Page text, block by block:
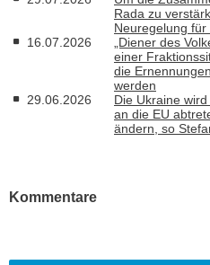
Rada zu
Neuregelung
16.07.2026
„Diener des
einer
die
werden
29.06.2026
Die Ukraine
an die EU
ändern, so
Kommentare